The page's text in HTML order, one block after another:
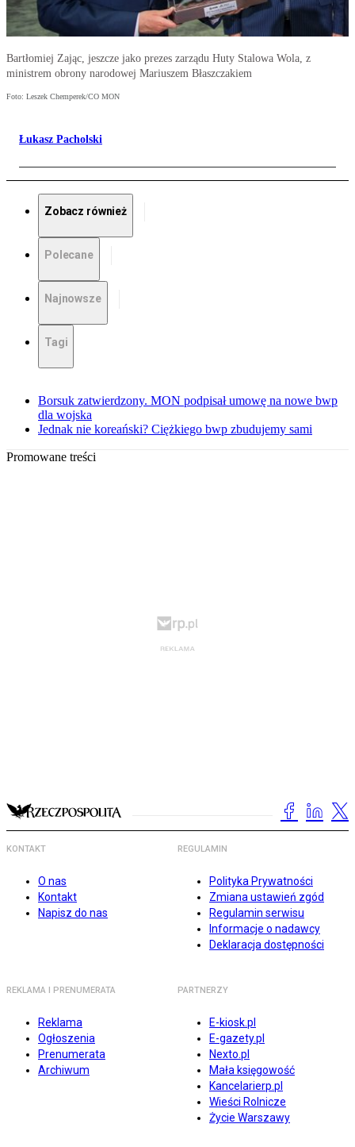
Bartłomiej Zając, jeszcze jako prezes zarządu Huty Stalowa Wola, z
ministrem obrony narodowej Mariuszem Błaszczakiem
Foto: Leszek Chemperek/CO MON
Łukasz Pacholski
Zobacz również
Polecane
Najnowsze
Tagi
Borsuk zatwierdzony. MON podpisał umowę na nowe bwp
dla wojska
Jednak nie koreański? Ciężkiego bwp zbudujemy sami
Promowane treści
KONTAKT
O nas
Kontakt
Napisz do nas
REGULAMIN
Polityka Prywatności
Zmiana ustawień zgód
Regulamin serwisu
Informacje o nadawcy
Deklaracja dostępności
REKLAMA I PRENUMERATA
Reklama
Ogłoszenia
Prenumerata
Archiwum
PARTNERZY
E-kiosk.pl
E-gazety.pl
Nexto.pl
Mała księgowość
Kancelarierp.pl
Wieści Rolnicze
Życie Warszawy